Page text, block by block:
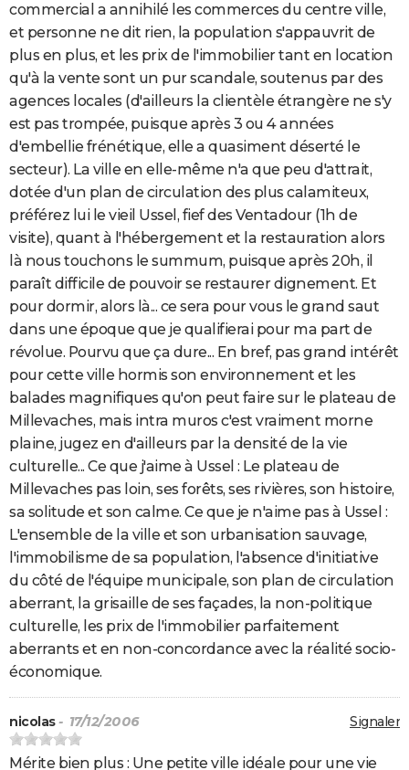
commercial a annihilé les commerces du centre ville,
et personne ne dit rien, la population s'appauvrit de
plus en plus, et les prix de l'immobilier tant en location
qu'à la vente sont un pur scandale, soutenus par des
agences locales (d'ailleurs la clientèle étrangère ne s'y
est pas trompée, puisque après 3 ou 4 années
d'embellie frénétique, elle a quasiment déserté le
secteur). La ville en elle-même n'a que peu d'attrait,
dotée d'un plan de circulation des plus calamiteux,
préférez lui le vieil Ussel, fief des Ventadour (1h de
visite), quant à l'hébergement et la restauration alors
là nous touchons le summum, puisque après 20h, il
paraît difficile de pouvoir se restaurer dignement. Et
pour dormir, alors là... ce sera pour vous le grand saut
dans une époque que je qualifierai pour ma part de
révolue. Pourvu que ça dure... En bref, pas grand intérêt
pour cette ville hormis son environnement et les
balades magnifiques qu'on peut faire sur le plateau de
Millevaches, mais intra muros c'est vraiment morne
plaine, jugez en d'ailleurs par la densité de la vie
culturelle... Ce que j'aime à Ussel : Le plateau de
Millevaches pas loin, ses forêts, ses rivières, son histoire,
sa solitude et son calme. Ce que je n'aime pas à Ussel :
L'ensemble de la ville et son urbanisation sauvage,
l'immobilisme de sa population, l'absence d'initiative
du côté de l'équipe municipale, son plan de circulation
aberrant, la grisaille de ses façades, la non-politique
culturelle, les prix de l'immobilier parfaitement
aberrants et en non-concordance avec la réalité socio-
économique.
Signaler
nicolas- 17/12/2006
Mérite bien plus : Une petite ville idéale pour une vie